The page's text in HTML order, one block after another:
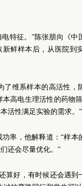
特征。”陈张朋向《中
鲜样本后，从医院到
维系样本的高活性，
高电生理活性的药物
活性满足实验的需求。”
率，他解释道：“样
还会尽量优化。”
算好，有时候还会遇到